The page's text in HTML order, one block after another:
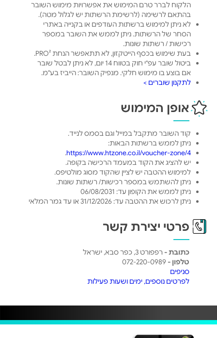
הלקוח לברר טרם המימוש את אפשרויות מימוש השובר
בהתאם לרשימה (לרשימת הרשתות יש לגלול מטה).
לא ניתן למימוש ברשתות העודפים או בקנייה באתרי
הסחר של הרשתות. ניתן לממש את השובר במספר
רכישות / רשתות שונות.
בעת שימוש בכסף הייטקזון, לא תתאפשר הנחת PRO².
ביטול שובר עפ"י חוק בטווח 14 יום, לא ניתן לבטל שובר
אם בוצע בו מימוש חלקי. מנפיק השובר: הייביז בע"מ.
לתקנון שוברים >
אופן המימוש
קוד השובר מתקבל במייל וגם בסמס לנייד.
ניתן לממש ברשתות הבאות:
https://www.htzone.co.il/voucher-zone/4
.
יש להציג את הקוד במעמד הרכישה בקופה.
למימוש ההטבה יש לציין שהקוד מסוג מולטיפס.
ניתן להשתמש במספר רכישות/ רשתות שונות.
ניתן לממש את הקופון עד: 06/08/2031
ניתן לרכוש את ההטבה עד: 31/12/2026 או עד גמר המלאי
פרטי יצירת קשר
כתובת - רפפורט 3, כפר סבא, ישראל
טלפון -072-220-0989
סניפים
לפרטים נוספים, ימים ושעות פעילות